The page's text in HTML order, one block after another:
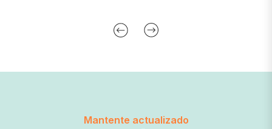
Mantente actualizado